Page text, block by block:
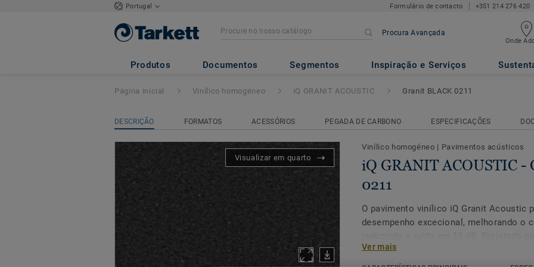
Portugal Formulário de contacto +351 214 276 420
Procura Avançada
Onde
Produtos Documentos Segmentos Inspiração e Serviços
iQ GRANIT ACOUSTIC - Granit BLACK 0211
Página inicial Vinílico homogéneo iQ GRANIT ACOUSTIC Granit BLACK 0211
DESCRIÇÃO FORMATOS ACESSÓRIOS PEGADA DE CARBONO ESPECIFICAÇÕES
Visualizar em quarto
Vinílico homogéneo | Pavimentos acústicos
iQ GRANIT ACOUSTIC -
0211
O pavimento vinílico iQ Granit Acoustic
desempenho excecional, melhorando o
intenso onde é necessário silêncio,
pacientes, é extremamente durável e
Ver mais